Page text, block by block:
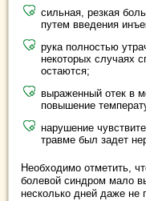
сильная, резкая
путем введения
рука полностью
некоторых случаях
остаются;
выраженный отек в
повышение
нарушение
травме был задет
Необходимо отметить,
болевой синдром мало
несколько дней даже не